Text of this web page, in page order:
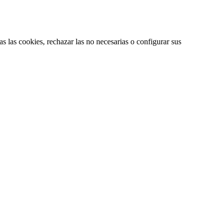
las cookies, rechazar las no necesarias o configurar sus